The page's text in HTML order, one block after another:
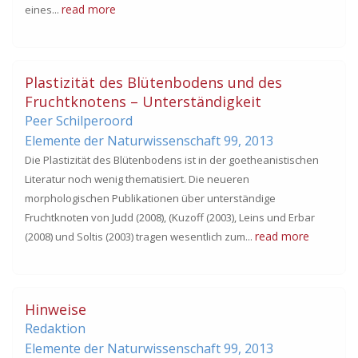
eines... read more
Plastizität des Blütenbodens und des
Fruchtknotens – Unterständigkeit
Peer Schilperoord
Elemente der Naturwissenschaft 99, 2013
Die Plastizität des Blütenbodens ist in der goetheanistischen
Literatur noch wenig thematisiert. Die neueren
morphologischen Publikationen über unterständige
Fruchtknoten von Judd (2008), (Kuzoff (2003), Leins und Erbar
(2008) und Soltis (2003) tragen wesentlich zum... read more
Hinweise
Redaktion
Elemente der Naturwissenschaft 99, 2013